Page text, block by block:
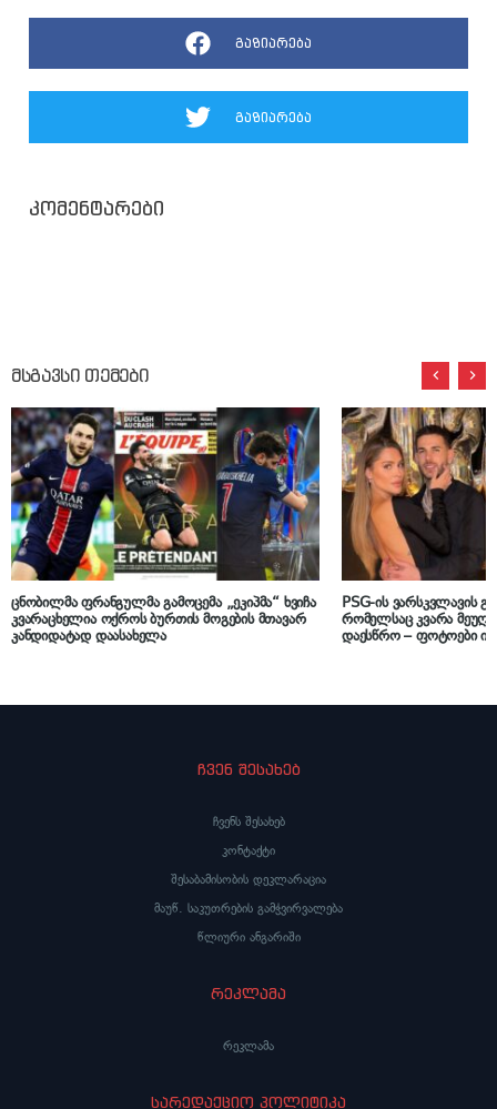
გაზიარება
გაზიარება
კომენტარები
მსგავსი თემები
ცნობილმა ფრანგულმა გამოცემა „ეკიპმა“ ხვიჩა
კვარაცხელია ოქროს ბურთის მოგების მთავარ
კანდიდატად დაასახელა
PSG-ის ვარსკვლავის
რომელსაც კვარა
დაესწრო – ფოტოები
ჩვენ შესახებ
ჩვენს შესახებ
კონტაქტი
შესაბამისობის დეკლარაცია
მაუწ. საკუთრების გამჭვირვალება
წლიური ანგარიში
რეკლამა
რეკლამა
სარედაქციო პოლიტიკა